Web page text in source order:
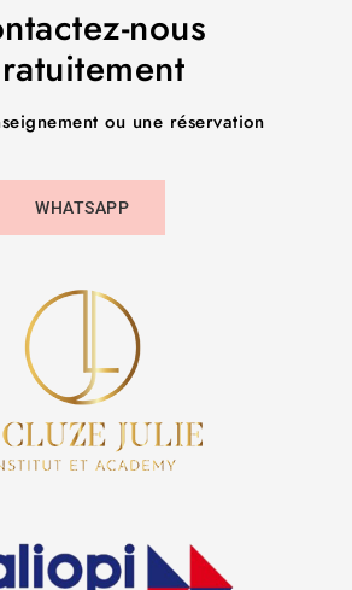
nous
ou une réservation
WHATSAPP